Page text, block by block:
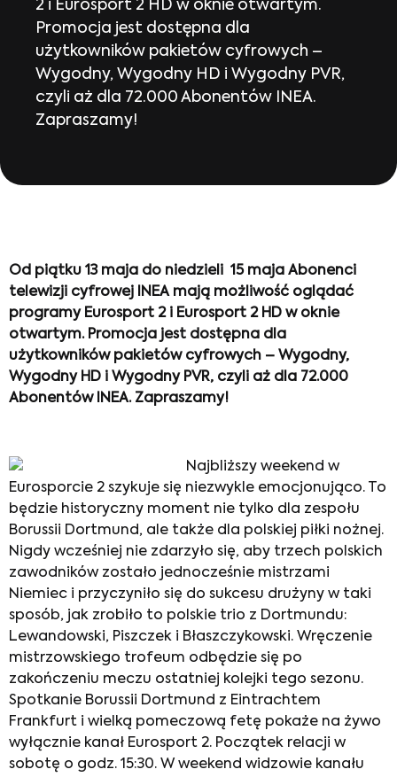
2 i Eurosport 2 HD w oknie otwartym.
Promocja jest dostępna dla
użytkowników pakietów cyfrowych –
Wygodny, Wygodny HD i Wygodny PVR,
czyli aż dla 72.000 Abonentów INEA.
Zapraszamy!
Od piątku 13 maja do niedzieli 15 maja Abonenci
telewizji cyfrowej INEA mają możliwość oglądać
programy Eurosport 2 i Eurosport 2 HD w oknie
otwartym. Promocja jest dostępna dla
użytkowników pakietów cyfrowych – Wygodny,
Wygodny HD i Wygodny PVR, czyli aż dla 72.000
Abonentów INEA. Zapraszamy!
Najbliższy weekend w
Eurosporcie 2 szykuje się niezwykle emocjonująco. To
będzie historyczny moment nie tylko dla zespołu
Borussii Dortmund, ale także dla polskiej piłki nożnej.
Nigdy wcześniej nie zdarzyło się, aby trzech polskich
zawodników zostało jednocześnie mistrzami
Niemiec i przyczyniło się do sukcesu drużyny w taki
sposób, jak zrobiło to polskie trio z Dortmundu:
Lewandowski, Piszczek i Błaszczykowski. Wręczenie
mistrzowskiego trofeum odbędzie się po
zakończeniu meczu ostatniej kolejki tego sezonu.
Spotkanie Borussii Dortmund z Eintrachtem
Frankfurt i wielką pomeczową fetę pokaże na żywo
wyłącznie kanał Eurosport 2. Początek relacji w
sobotę o godz. 15:30. W weekend widzowie kanału